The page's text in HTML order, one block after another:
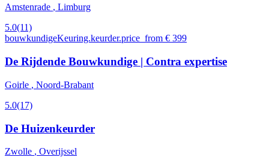
Amstenrade , Limburg
5.0(11)
bouwkundigeKeuring.keurder.price_from € 399
De Rijdende Bouwkundige | Contra expertise
Goirle , Noord-Brabant
5.0(17)
De Huizenkeurder
Zwolle , Overijssel